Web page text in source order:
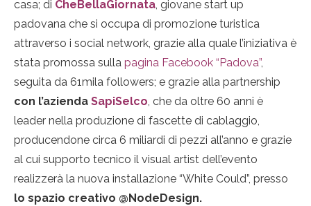
casa; di CheBellaGiornata, giovane start up
padovana che si occupa di promozione turistica
attraverso i social network, grazie alla quale l’iniziativa è
stata promossa sulla pagina Facebook “Padova”,
seguita da 61mila followers; e grazie alla partnership
con l’azienda SapiSelco, che da oltre 60 anni è
leader nella produzione di fascette di cablaggio,
producendone circa 6 miliardi di pezzi all’anno e grazie
al cui supporto tecnico il visual artist dell’evento
realizzerà la nuova installazione “White Could”, presso
lo spazio creativo @NodeDesign.